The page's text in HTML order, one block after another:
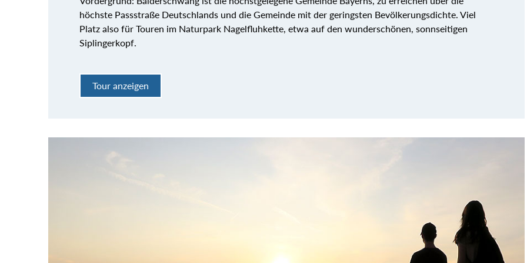
höchste Passstraße Deutschlands und die Gemeinde mit der geringsten Bevölkerungsdichte. Viel
Platz also für Touren im Naturpark Nagelfluhkette, etwa auf den wunderschönen, sonnseitigen
Siplingerkopf.
Tour anzeigen